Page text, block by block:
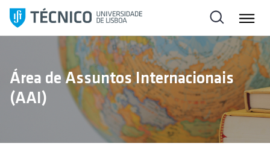
l
a
Área de Assuntos Internacionais
(AAI)